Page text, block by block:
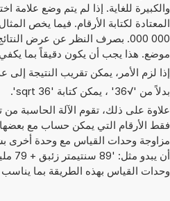
والكبيرة للغاية. إذا لم يتم وضع علامة
موضع. هذا يجب أن يكون دقيقاً بما
إذا لزم الأمر، يمكن تقريب النتيجة
بدلاً من '√36' ، يمكن كتابة 'sqrt 36'.
علاوة على ذلك، تقوم الآلة الحاسبة
مزاوجة وحدات القياس مع وحدة أخرى
وحدات القياس بهذه الطريقة بما